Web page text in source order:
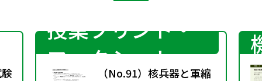
授業プリント・
ワークシート
（No.91）核兵器と軍縮